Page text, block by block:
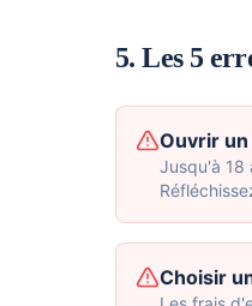
5. Les 5
Ouvrir
Jusqu'à 18
Choisir